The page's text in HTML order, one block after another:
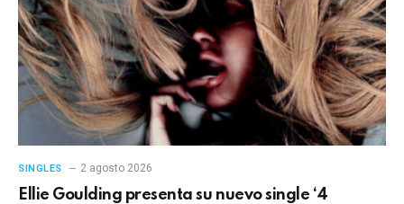
SINGLES 2 agosto 2026
Ellie Goulding presenta su nuevo single ‘4